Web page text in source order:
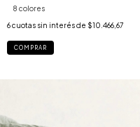
8 colores
6cuotas sin interés de $10.466,67
COMPRAR